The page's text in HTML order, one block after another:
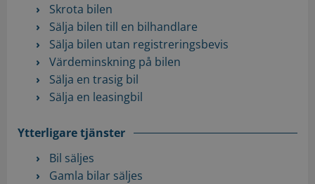
Skrota bilen
Sälja bilen till en bilhandlare
Sälja bilen utan registreringsbevis
Värdeminskning på bilen
Sälja en trasig bil
Sälja en leasingbil
Ytterligare tjänster
Bil säljes
Gamla bilar säljes